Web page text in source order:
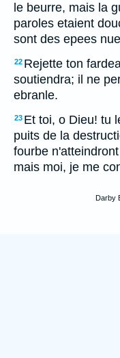
le beurre, mais la
paroles etaient
sont des epees
22 Rejette ton
soutiendra; il ne
ebranle.
23 Et toi, o Dieu! tu
puits de la
fourbe
mais moi, je me
Darby